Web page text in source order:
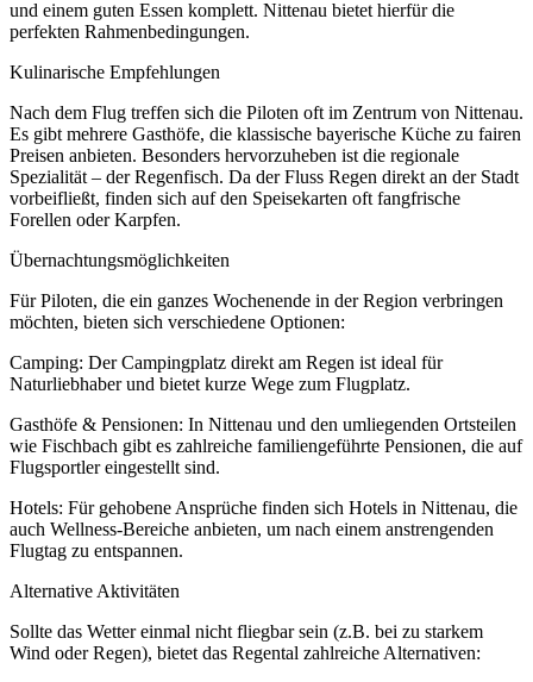
und einem guten Essen komplett. Nittenau bietet hierfür die
perfekten Rahmenbedingungen.
Kulinarische Empfehlungen
Nach dem Flug treffen sich die Piloten oft im Zentrum von Nittenau.
Es gibt mehrere Gasthöfe, die klassische bayerische Küche zu fairen
Preisen anbieten. Besonders hervorzuheben ist die regionale
Spezialität – der Regenfisch. Da der Fluss Regen direkt an der Stadt
vorbeifließt, finden sich auf den Speisekarten oft fangfrische
Forellen oder Karpfen.
Übernachtungsmöglichkeiten
Für Piloten, die ein ganzes Wochenende in der Region verbringen
möchten, bieten sich verschiedene Optionen:
Camping: Der Campingplatz direkt am Regen ist ideal für
Naturliebhaber und bietet kurze Wege zum Flugplatz.
Gasthöfe & Pensionen: In Nittenau und den umliegenden Ortsteilen
wie Fischbach gibt es zahlreiche familiengeführte Pensionen, die auf
Flugsportler eingestellt sind.
Hotels: Für gehobene Ansprüche finden sich Hotels in Nittenau, die
auch Wellness-Bereiche anbieten, um nach einem anstrengenden
Flugtag zu entspannen.
Alternative Aktivitäten
Sollte das Wetter einmal nicht fliegbar sein (z.B. bei zu starkem
Wind oder Regen), bietet das Regental zahlreiche Alternativen: